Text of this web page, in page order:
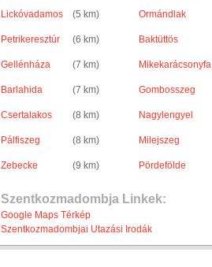
Lickóvadamos
(5 km) Ormándlak
Petrikeresztúr
(6 km) Baktüttös
Gellénháza
(7 km) Mikekarácsonyfa
Barlahida
(7 km) Gombosszeg
Csertalakos
(8 km) Nagylengyel
Pálfiszeg
(8 km) Milejszeg
Zebecke
(9 km) Pördefölde
Szentkozmadombja Linkek:
Google Maps Térkép
Szentkozmadombjai Utazási Irodák